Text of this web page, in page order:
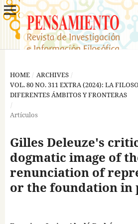
HOME / ARCHIVES /
VOL. 80 NO. 311 EXTRA (2024): LA
DIFERENTES ÁMBITOS Y FRONTERAS
/
Artículos
Gilles Deleuze's
dogmatic image of
renunciation of
or the foundation in